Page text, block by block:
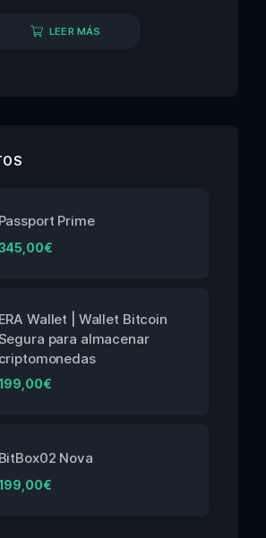
LEER MÁS
Passport Prime
€
ERA Wallet | Wallet Bitcoin
para almacenar
criptomonedas
€
BitBox02 Nova
€